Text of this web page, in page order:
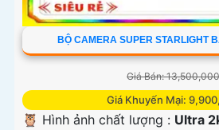
BỘ CAMERA SUPER STARLIGHT
Giá Bán:
Giá Khuyến Mại:
🦉 Hình ảnh chất lượng : Ultra